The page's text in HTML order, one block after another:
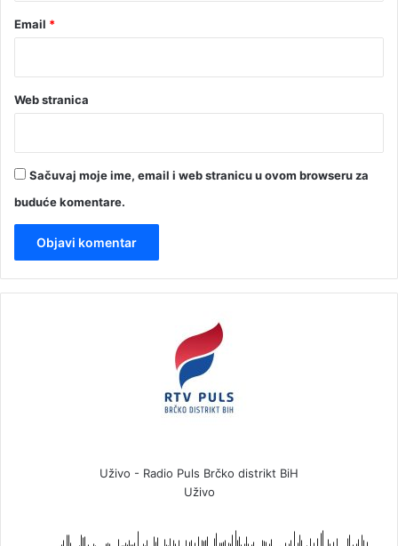
Email *
Web stranica
Sačuvaj moje ime, email i web stranicu u ovom browseru za
buduće komentare.
Uživo - Radio Puls Brčko distrikt BiH
Uživo